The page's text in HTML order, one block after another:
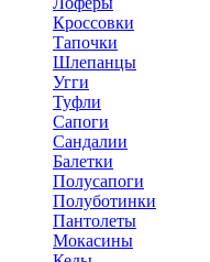
Кроссовки
Тапочки
Шлепанцы
Угги
Туфли
Сапоги
Сандалии
Балетки
Полусапоги
Полуботинки
Пантолеты
Мокасины